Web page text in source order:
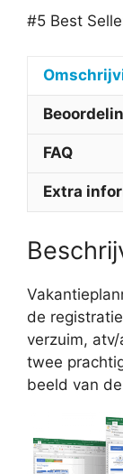
#5 Best
FAQ
Extra
de
verzuim,
twee
beeld van